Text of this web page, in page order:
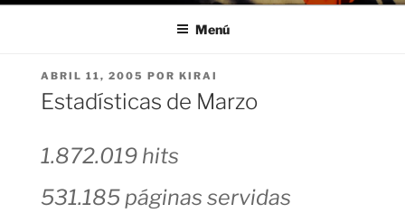
Menú
PUBLICADO
EL
ABRIL 11, 2005 POR KIRAI
Estadísticas de Marzo
1.872.019 hits
531.185 páginas servidas